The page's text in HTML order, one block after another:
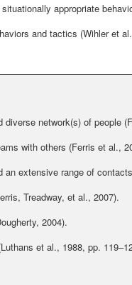
appropriate
and tactics (Wihler et
network(s) of people
with others (Ferris et al.,
extensive range of
Treadway, et al., 2007).
2004).
et al., 1988, pp.